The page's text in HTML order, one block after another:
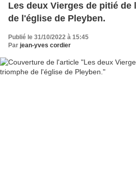
Les deux Vierges de pitié de
de l'église de Pleyben.
Publié le 31/10/2022 à 15:45
Par jean-yves cordier